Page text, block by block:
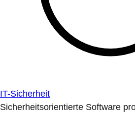
IT-Sicherheit
Sicherheitsorientierte Software